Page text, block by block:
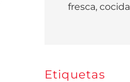
fresca, cocida
Etiquetas